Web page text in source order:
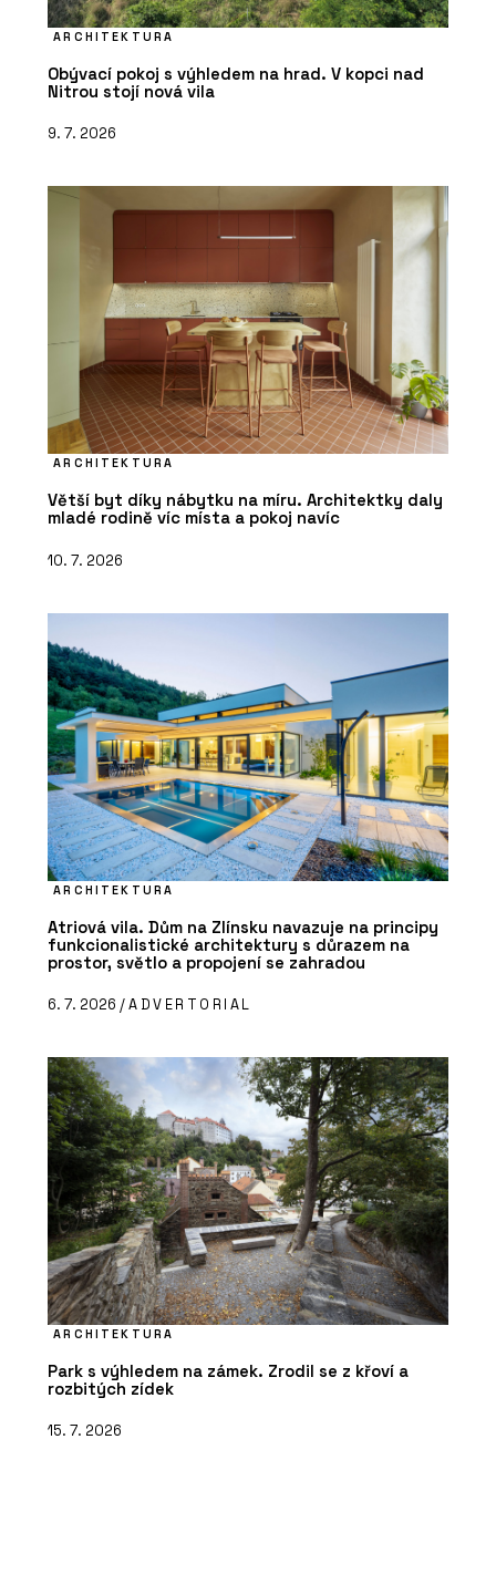
ARCHITEKTURA
Obývací pokoj s výhledem na hrad. V kopci nad
Nitrou stojí nová vila
9. 7. 2026
ARCHITEKTURA
Větší byt díky nábytku na míru. Architektky daly
mladé rodině víc místa a pokoj navíc
10. 7. 2026
ARCHITEKTURA
Atriová vila. Dům na Zlínsku navazuje na principy
funkcionalistické architektury s důrazem na
prostor, světlo a propojení se zahradou
6. 7. 2026 /ADVERTORIAL
ARCHITEKTURA
Park s výhledem na zámek. Zrodil se z křoví a
rozbitých zídek
15. 7. 2026